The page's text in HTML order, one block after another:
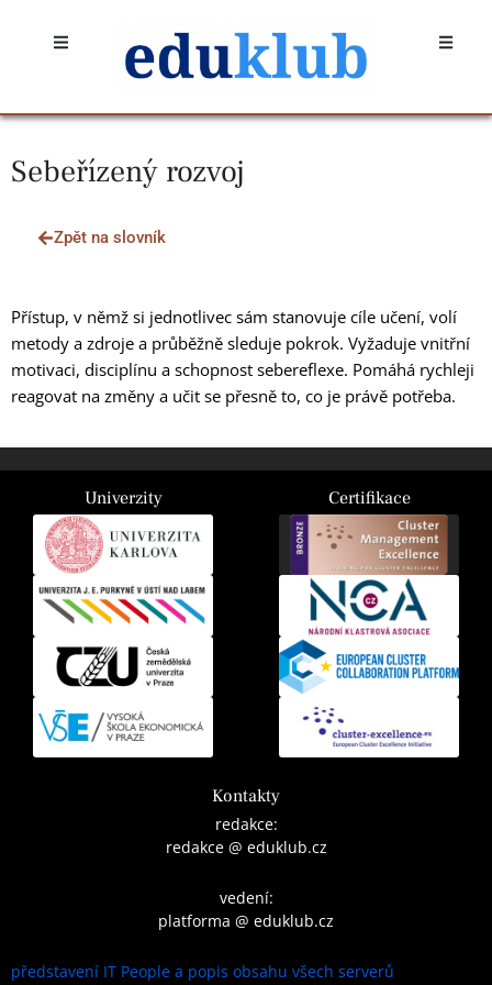
Open Open
Sebeřízený rozvoj
Zpět na slovník
Přístup, v němž si jednotlivec sám stanovuje cíle učení, volí
metody a zdroje a průběžně sleduje pokrok. Vyžaduje vnitřní
motivaci, disciplínu a schopnost sebereflexe. Pomáhá rychleji
reagovat na změny a učit se přesně to, co je právě potřeba.
Univerzity Certifikace
Kontakty
redakce:
redakce @ eduklub.cz
vedení:
platforma @ eduklub.cz
představení IT People a popis obsahu všech serverů